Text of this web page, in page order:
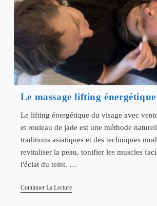
Le massage lifting
Le lifting énergétique du visage avec
et rouleau de jade est une méthode
traditions asiatiques et des techniques
revitaliser la peau, tonifier les muscles
l'éclat du teint. …
Continuer La LectureLe